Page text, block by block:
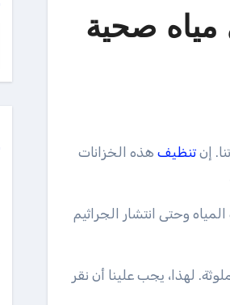
صحية
إن تنظيف هذه الخزانات
وحتى انتشار الجراثيم
لهذا، يجب علينا أن نقر